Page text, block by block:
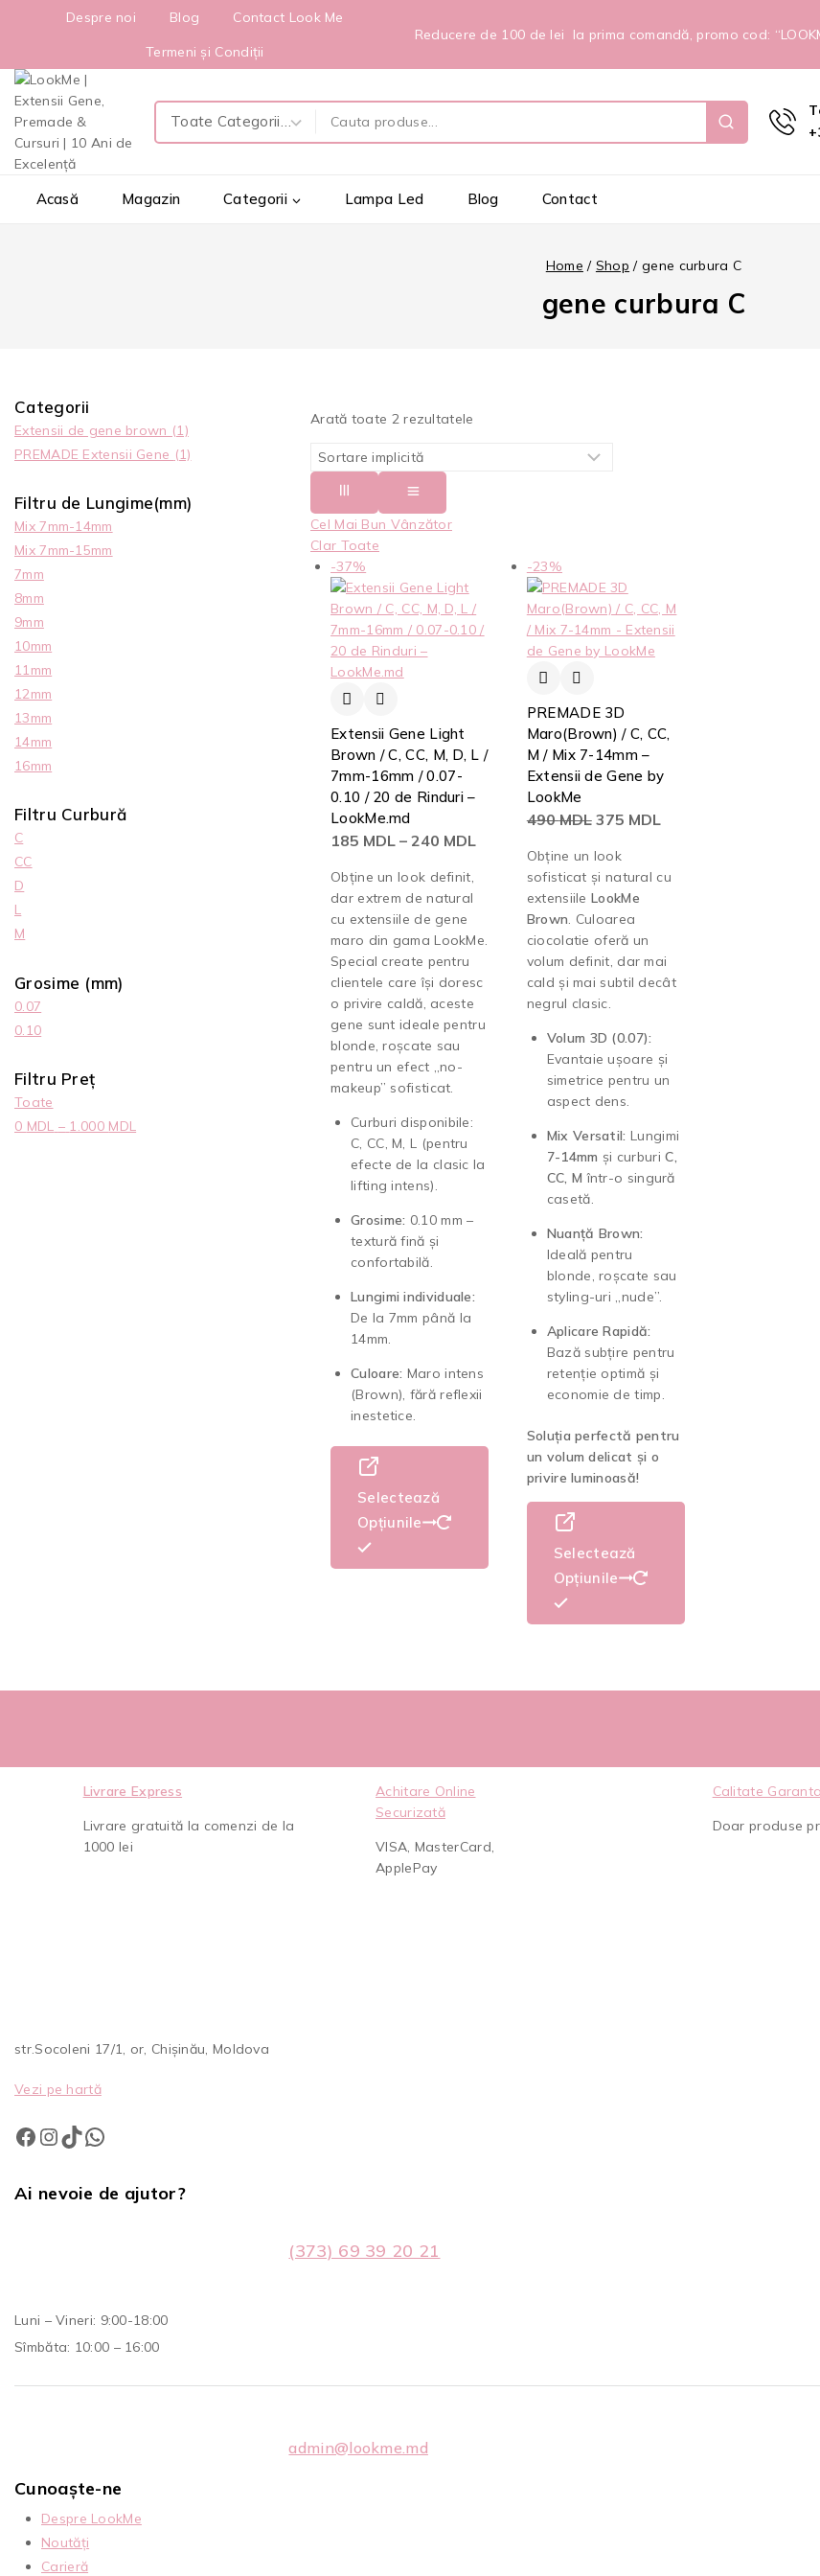
Despre noi Blog
Contact Look Me
Termeni și Condiții
Reducere de 100 de lei la prima comandă, promo cod:
Acasă Magazin Categorii Lampa Led Blog Contact
Home / Shop / gene curbura C
gene curbura C
Arată toate 2rezultatele
Cel Mai Bun Vânzător
Clar Toate
-37%
Extensii Gene Light
Brown / C, CC, M, D, L /
7mm-16mm / 0.07-
0.10 / 20 de Rinduri –
LookMe.md
185 MDL – 240 MDL
Obține un look definit,
dar extrem de natural
cu extensiile de gene
maro din gama LookMe.
Special create pentru
clientele care își doresc
o privire caldă, aceste
gene sunt ideale pentru
blonde, roșcate sau
pentru un efect „no-
makeup” sofisticat.
Curburi disponibile:
C, CC, M, L (pentru
efecte de la clasic la
lifting intens).
Grosime: 0.10 mm –
textură fină și
confortabilă.
Lungimi individuale:
De la 7mm până la
14mm.
Culoare: Maro intens
(Brown), fără reflexii
inestetice.
Selectează
Opțiunile
-23%
PREMADE 3D
Maro(Brown) / C, CC,
M / Mix 7-14mm –
Extensii de Gene by
LookMe
490MDL 375 MDL
Obține un look
sofisticat și natural cu
extensiileLookMe
Brown. Culoarea
ciocolatie oferă un
volum definit, dar mai
cald și mai subtil decât
negrul clasic.
Volum 3D (0.07):
Evantaie ușoare și
simetrice pentru un
aspect dens.
Mix Versatil: Lungimi
7-14mm și curburiC,
CC, M într-o singură
casetă.
Nuanță Brown:
Ideală pentru
blonde, roșcate sau
styling-uri „nude”.
Aplicare Rapidă:
Bază subțire pentru
retenție optimă și
economie de timp.
Soluția perfectă pentru
un volum delicat și o
privire luminoasă!
Selectează
Opțiunile
Categorii
Extensii de gene brown (1)
PREMADE Extensii Gene (1)
Filtru de Lungime(mm)
Mix 7mm-14mm
Mix 7mm-15mm
7mm
8mm
9mm
10mm
11mm
12mm
13mm
14mm
16mm
Filtru Curbură
C
CC
D
L
M
Grosime (mm)
0.07
0.10
Filtru Preț
Toate
0 MDL – 1.000 MDL
Livrare Express
Livrare gratuită la comenzi de la
1000 lei
Achitare Online
Securizată
VISA, MasterCard,
ApplePay
Calitate
Doar produse
str.Socoleni 17/1, or, Chișinău, Moldova
Vezi pe hartă
Ai nevoie de ajutor?
(373) 69 39 20 21
Luni – Vineri: 9:00-18:00
Sîmbăta: 10:00 – 16:00
admin@lookme.md
Cunoaște-ne
Despre LookMe
Noutăți
Carieră